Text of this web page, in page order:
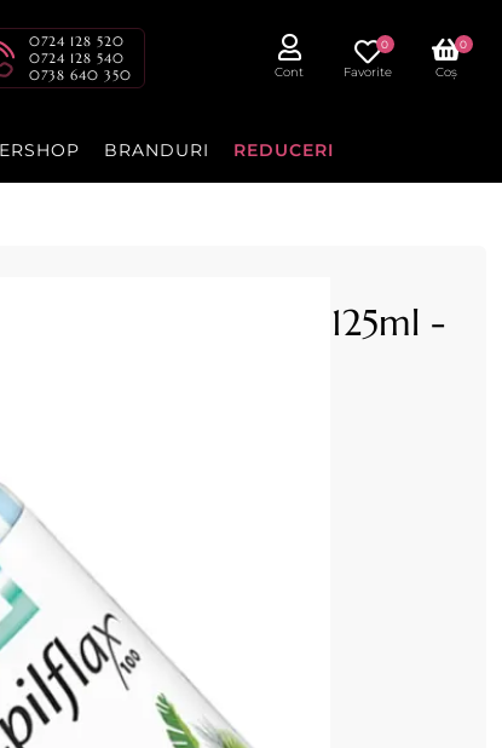
0724 128 520
0724 128 540
0738 640 350
Cont Favorite
0
Coș
0
BRANDURI REDUCERI
dupa epilare 125ml -
125ml - Depilflax
de ceara.